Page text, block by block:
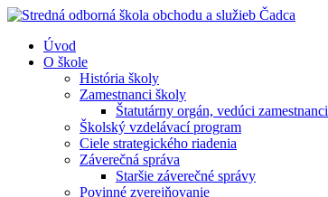
Úvod
O škole
História školy
Zamestnanci školy
Štatutárny orgán, vedúci zamestnanci
Školský vzdelávací program
Ciele strategického riadenia
Záverečná správa
Staršie záverečné správy
Povinné zverejňovanie